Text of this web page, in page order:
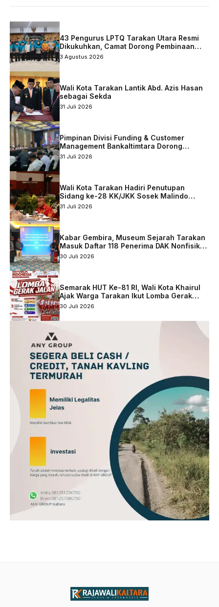
43 Pengurus LPTQ Tarakan Utara Resmi
Dikukuhkan, Camat Dorong Pembinaan
Qurani Berkelanjutan
3 Agustus 2026
Wali Kota Tarakan Lantik Abd. Azis Hasan
sebagai Sekda
31 Juli 2026
Pimpinan Divisi Funding & Customer
Management Bankaltimtara Dorong
Percepatan Digitalisasi Keuangan di Kota
31 Juli 2026
Wali Kota Tarakan Hadiri Penutupan
Sidang ke-28 KK/JKK Sosek Malindo
Tingkat Kaltara–Sabah
31 Juli 2026
Kabar Gembira, Museum Sejarah Tarakan
Masuk Daftar 118 Penerima DAK Nonfisik
2027
30 Juli 2026
Semarak HUT Ke-81 RI, Wali Kota Khairul
Ajak Warga Tarakan Ikut Lomba Gerak
Jalan
30 Juli 2026